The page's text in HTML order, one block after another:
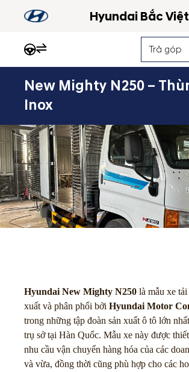
Hyundai Bắc Việt
Trả góp
New Mighty N250 –
Inox
Hyundai New Mighty N250 là mẫu xe
xuất và phân phối bởi Hyundai Motor
trong những tập đoàn sản xuất ô tô lớn
trụ sở tại Hàn Quốc. Mẫu xe này được
nhu cầu vận chuyển hàng hóa của các
và vừa, đồng thời cũng phù hợp cho các